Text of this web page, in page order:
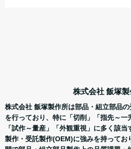
株式会社 飯塚
株式会社 飯塚製作所は部品・組立部品
を行っており、特に「切削」「指先～一
「試作～量産」「外観重視」に多く該
製作・受託製作(OEM)に強みを持ってお